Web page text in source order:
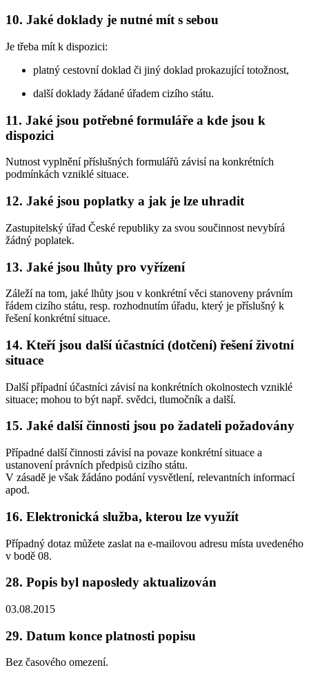
10. Jaké doklady je nutné mít s sebou
Je třeba mít k dispozici:
platný cestovní doklad či jiný doklad prokazující totožnost,
další doklady žádané úřadem cizího státu.
11. Jaké jsou potřebné formuláře a kde jsou k
dispozici
Nutnost vyplnění příslušných formulářů závisí na konkrétních
podmínkách vzniklé situace.
12. Jaké jsou poplatky a jak je lze uhradit
Zastupitelský úřad České republiky za svou součinnost nevybírá
žádný poplatek.
13. Jaké jsou lhůty pro vyřízení
Záleží na tom, jaké lhůty jsou v konkrétní věci stanoveny právním
řádem cizího státu, resp. rozhodnutím úřadu, který je příslušný k
řešení konkrétní situace.
14. Kteří jsou další účastníci (dotčení) řešení životní
situace
Další případní účastníci závisí na konkrétních okolnostech vzniklé
situace; mohou to být např. svědci, tlumočník a další.
15. Jaké další činnosti jsou po žadateli požadovány
Případné další činnosti závisí na povaze konkrétní situace a
ustanovení právních předpisů cizího státu.
V zásadě je však žádáno podání vysvětlení, relevantních informací
apod.
16. Elektronická služba, kterou lze využít
Případný dotaz můžete zaslat na e-mailovou adresu místa uvedeného
v bodě 08.
28. Popis byl naposledy aktualizován
03.08.2015
29. Datum konce platnosti popisu
Bez časového omezení.